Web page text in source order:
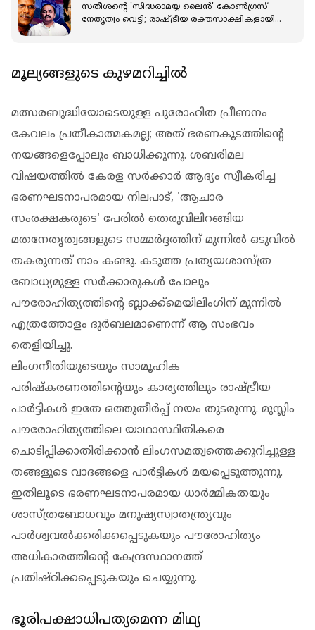
സതീശൻ്റെ 'സിദ്ധരാമയ്യ ലൈന്‍' കോൺഗ്രസ്
നേതൃത്വം വെട്ടി; രാഷ്ട്രീയ രക്തസാക്ഷികളായി
മൂല്യങ്ങളുടെ കുഴമറിച്ചിൽ
മത്സരബുദ്ധിയോടെയുള്ള പുരോഹിത പ്രീണനം
കേവലം പ്രതീകാത്മകമല്ല; അത് ഭരണകൂടത്തിന്റെ
നയങ്ങളെപ്പോലും ബാധിക്കുന്നു. ശബരിമല
വിഷയത്തിൽ കേരള സർക്കാർ ആദ്യം സ്വീകരിച്ച
ഭരണഘടനാപരമായ നിലപാട്, 'ആചാര
സംരക്ഷകരുടെ' പേരിൽ തെരുവിലിറങ്ങിയ
മതനേതൃത്വങ്ങളുടെ സമ്മർദ്ദത്തിന് മുന്നിൽ ഒടുവിൽ
തകരുന്നത് നാം കണ്ടു. കടുത്ത പ്രത്യയശാസ്ത്ര
ബോധ്യമുള്ള സർക്കാരുകൾ പോലും
പൗരോഹിത്യത്തിന്റെ ബ്ലാക്ക്‌മെയിലിംഗിന് മുന്നിൽ
എത്രത്തോളം ദുർബലമാണെന്ന് ആ സംഭവം
തെളിയിച്ചു.
ലിംഗനീതിയുടെയും സാമൂഹിക
പരിഷ്കരണത്തിന്റെയും കാര്യത്തിലും രാഷ്ട്രീയ
പാർട്ടികൾ ഇതേ ഒത്തുതീർപ്പ് നയം തുടരുന്നു. മുസ്ലിം
പൗരോഹിത്യത്തിലെ യാഥാസ്ഥിതികരെ
ചൊടിപ്പിക്കാതിരിക്കാൻ ലിംഗസമത്വത്തെക്കുറിച്ചുള്ള
തങ്ങളുടെ വാദങ്ങളെ പാർട്ടികൾ മയപ്പെടുത്തുന്നു.
ഇതിലൂടെ ഭരണഘടനാപരമായ ധാർമ്മികതയും
ശാസ്ത്രബോധവും മനുഷ്യസ്വാതന്ത്ര്യവും
പാർശ്വവൽക്കരിക്കപ്പെടുകയും പൗരോഹിത്യം
അധികാരത്തിന്റെ കേന്ദ്രസ്ഥാനത്ത്
പ്രതിഷ്ഠിക്കപ്പെടുകയും ചെയ്യുന്നു.
ഭൂരിപക്ഷാധിപത്യമെന്ന മിഥ്യ